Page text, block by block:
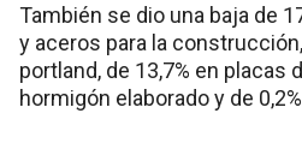
También se dio una baja de
y aceros para la
portland, de 13,7% en placas
hormigón elaborado y de